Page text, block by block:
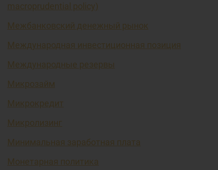
macroprudential policy)
Межбанковский денежный рынок
Международная инвестиционная позиция
Международные резервы
Микрозайм
Микрокредит
Микролизинг
Минимальная заработная плата
Монетарная политика